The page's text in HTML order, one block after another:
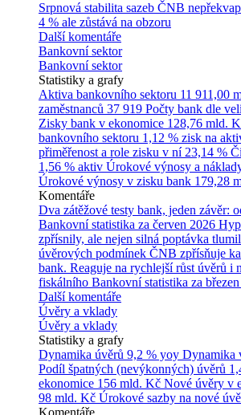
Srpnová stabilita sazeb ČNB
4 % ale zůstává na obzoru
Další komentáře
Bankovní sektor
Bankovní sektor
Statistiky a grafy
Aktiva bankovního sektoru 11 911,00
zaměstnanců 37 919 Počty bank dle
Zisky bank v ekonomice 128,76 mld.
bankovního sektoru 1,12 % zisk na
přiměřenost a role zisku v ní 23,14 %
1,56 % aktiv Úrokové výnosy a
Úrokové výnosy v zisku bank 179,28
Komentáře
Dva zátěžové testy bank, jeden závěr:
Bankovní statistika za červen 2026
zpřísnily, ale nejen silná poptávka
úvěrových podmínek ČNB zpřísňuje
bank. Reaguje na rychlejší růst úvěrů i
fiskálního Bankovní statistika za
Další komentáře
Úvěry a vklady
Úvěry a vklady
Statistiky a grafy
Dynamika úvěrů 9,2 % yoy Dynamika
Podíl špatných (nevýkonných) úvěrů
ekonomice 156 mld. Kč Nové úvěry v
98 mld. Kč Úrokové sazby na nové
Komentáře